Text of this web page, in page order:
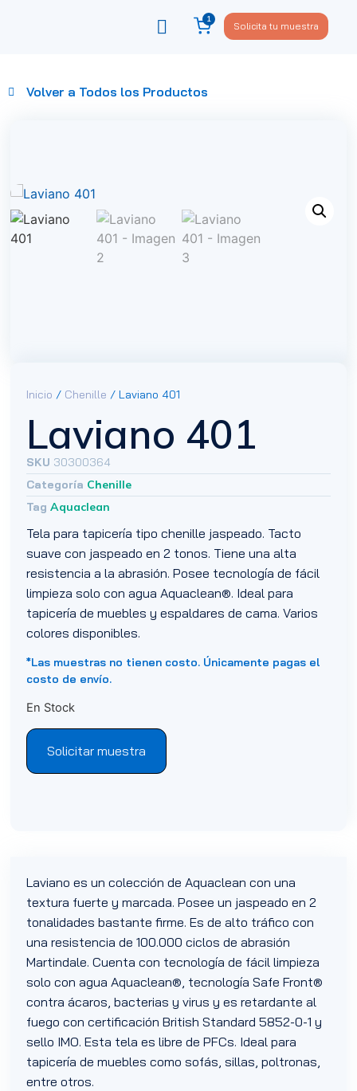
1
Solicita tu muestra
Volver a Todos los Productos
Inicio / Chenille / Laviano 401
Laviano 401
SKU 30300364
Categoría Chenille
Tag Aquaclean
Tela para tapicería tipo chenille jaspeado. Tacto
suave con jaspeado en 2 tonos. Tiene una alta
resistencia a la abrasión. Posee tecnología de fácil
limpieza solo con agua Aquaclean®. Ideal para
tapicería de muebles y espaldares de cama. Varios
colores disponibles.
*Las muestras no tienen costo. Únicamente pagas el
costo de envío.
En Stock
Solicitar muestra
Laviano es un colección de Aquaclean con una
textura fuerte y marcada. Posee un jaspeado en 2
tonalidades bastante firme. Es de alto tráfico con
una resistencia de 100.000 ciclos de abrasión
Martindale. Cuenta con tecnología de fácil limpieza
solo con agua Aquaclean®, tecnología Safe Front®
contra ácaros, bacterias y virus y es retardante al
fuego con certificación British Standard 5852-0-1 y
sello IMO. Esta tela es libre de PFCs. Ideal para
tapicería de muebles como sofás, sillas, poltronas,
entre otros.